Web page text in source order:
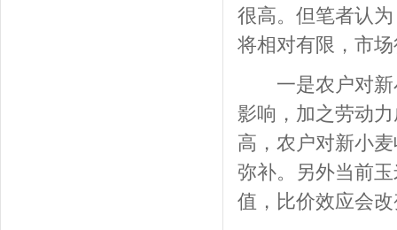
很高。但笔者认
将相对有限，市
一是农户对新
影响，加之劳动
高，农户对新小
弥补。另外当前
值，比价效应会